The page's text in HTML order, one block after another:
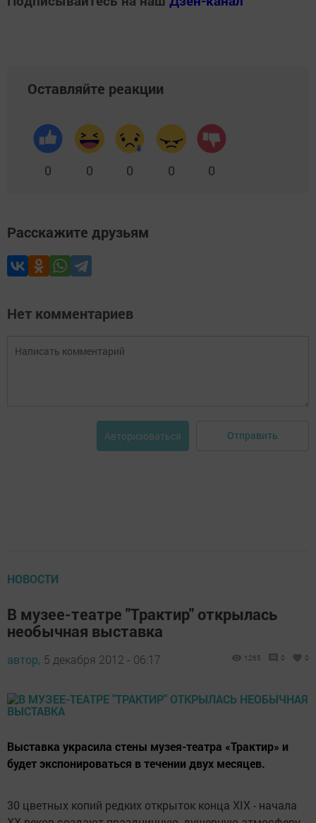
Оставляйте реакции
0 0 0 0 0
Расскажите друзьям
Нет комментариев
Авторизоваться Отправить
НОВОСТИ
В музее-театре "Трактир" открылась
необычная выставка
автор, 5 декабря 2012 - 06:17 1265 0 0
Выставка украсила стены музея-театра «Трактир» и
будет экспонироваться в течении двух месяцев.
30 цветных копий редких открыток конца XIX - начала